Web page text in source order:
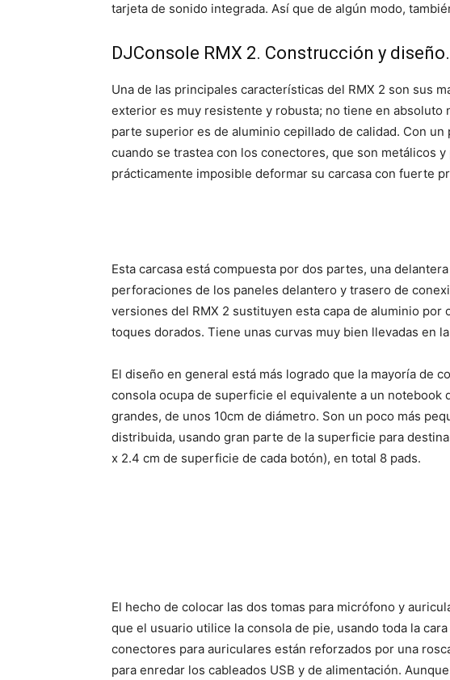
tarjeta de sonido integrada. Así que de algún modo,
DJConsole RMX 2. Construcción y
Una de las principales características del RMX 2 son sus
exterior es muy resistente y robusta; no tiene en absoluto
parte superior es de aluminio cepillado de calidad. Con
cuando se trastea con los conectores, que son metálicos
prácticamente imposible deformar su carcasa con fuerte
Esta carcasa está compuesta por dos partes, una
perforaciones de los paneles delantero y trasero de
versiones del RMX 2 sustituyen esta capa de aluminio
toques dorados. Tiene unas curvas muy bien llevadas en
El diseño en general está más logrado que la mayoría de
consola ocupa de superficie el equivalente a un notebook
grandes, de unos 10cm de diámetro. Son un poco más
distribuida, usando gran parte de la superficie para
x 2.4 cm de superficie de cada botón), en total 8 pads.
El hecho de colocar las dos tomas para micrófono y
que el usuario utilice la consola de pie, usando toda la
conectores para auriculares están reforzados por una
para enredar los cableados USB y de alimentación.